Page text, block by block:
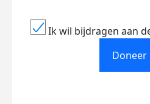
Ik wil bijdragen aan
Doneer